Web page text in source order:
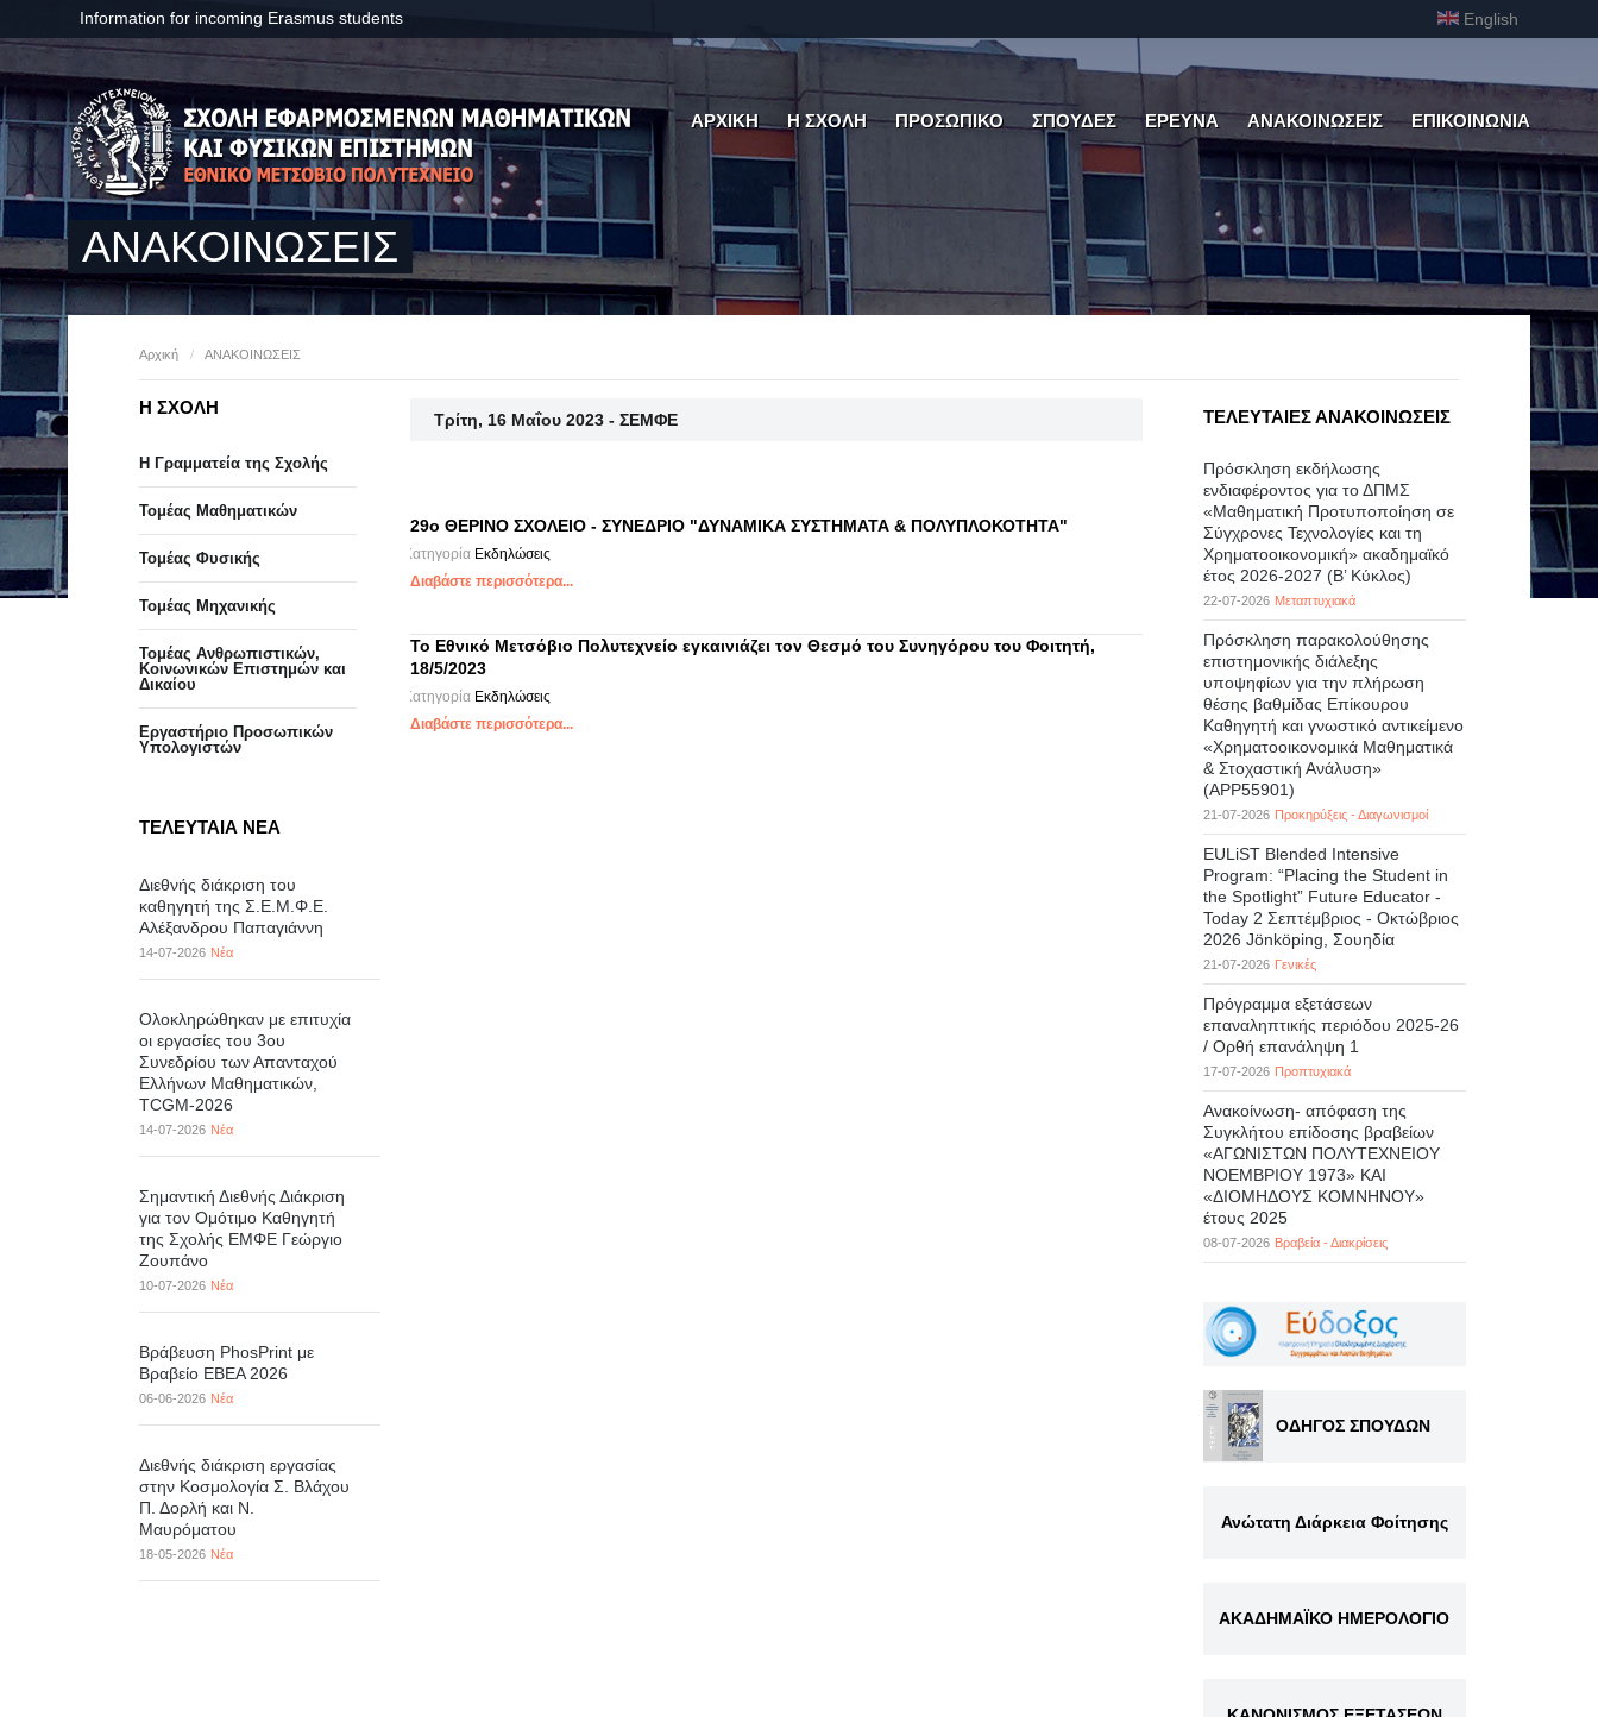
Information for incoming Erasmus students English
ΑΡΧΙΚΗ Η ΣΧΟΛΗ ΠΡΟΣΩΠΙΚΟ ΣΠΟΥΔΕΣ ΕΡΕΥΝΑ ΑΝΑΚΟΙΝΩΣΕΙΣ ΕΠΙΚΟΙΝΩΝΙΑ
ΑΝΑΚΟΙΝΩΣΕΙΣ
Αρχική / ΑΝΑΚΟΙΝΩΣΕΙΣ
Τρίτη, 16 Μαΐου 2023 - ΣΕΜΦΕ
29o ΘΕΡΙΝΟ ΣΧΟΛΕΙΟ - ΣΥΝΕΔΡΙΟ "ΔΥΝΑΜΙΚΑ ΣΥΣΤΗΜΑΤΑ & ΠΟΛΥΠΛΟΚΟΤΗΤΑ"
Κατηγορία Εκδηλώσεις
Διαβάστε περισσότερα...
Το Εθνικό Μετσόβιο Πολυτεχνείο εγκαινιάζει τον Θεσμό του Συνηγόρου του Φοιτητή,
18/5/2023
Κατηγορία Εκδηλώσεις
Διαβάστε περισσότερα...
Η ΣΧΟΛΗ
Η Γραμματεία της Σχολής
Τομέας Μαθηματικών
Τομέας Φυσικής
Τομέας Μηχανικής
Τομέας Ανθρωπιστικών,
Κοινωνικών Επιστημών και
Δικαίου
Eργαστήριo Προσωπικών
Υπολογιστών
ΤΕΛΕΥΤΑΙΑ ΝΕΑ
Διεθνής διάκριση του
καθηγητή της Σ.Ε.Μ.Φ.Ε.
Αλέξανδρου Παπαγιάννη
14-07-2026 Νέα
Ολοκληρώθηκαν με επιτυχία
οι εργασίες του 3ου
Συνεδρίου των Απανταχού
Ελλήνων Μαθηματικών,
TCGM-2026
14-07-2026 Νέα
Σημαντική Διεθνής Διάκριση
για τον Ομότιμο Καθηγητή
της Σχολής ΕΜΦΕ Γεώργιο
Ζουπάνο
10-07-2026 Νέα
Βράβευση PhosPrint με
Βραβείο ΕΒΕΑ 2026
06-06-2026 Νέα
Διεθνής διάκριση εργασίας
στην Κοσμολογία Σ. Βλάχου
Π. Δορλή και Ν.
Μαυρόματου
18-05-2026 Νέα
ΤΕΛΕΥΤΑΙΕΣ ΑΝΑΚΟΙΝΩΣΕΙΣ
Πρόσκληση εκδήλωσης
ενδιαφέροντος για το ΔΠΜΣ
«Μαθηματική Προτυποποίηση σε
Σύγχρονες Τεχνολογίες και τη
Χρηματοοικονομική» ακαδημαϊκό
έτος 2026-2027 (B’ Kύκλος)
22-07-2026 Μεταπτυχιακά
Πρόσκληση παρακολούθησης
επιστημονικής διάλεξης
υποψηφίων για την πλήρωση
θέσης βαθμίδας Επίκουρου
Καθηγητή και γνωστικό αντικείμενο
«Χρηματοοικονομικά Μαθηματικά
& Στοχαστική Ανάλυση»
(APP55901)
21-07-2026 Προκηρύξεις - Διαγωνισμοί
EULiST Blended Intensive
Program: “Placing the Student in
the Spotlight” Future Educator -
Today 2 Σεπτέμβριος - Οκτώβριος
2026 Jönköping, Σουηδία
21-07-2026 Γενικές
Πρόγραμμα εξετάσεων
επαναληπτικής περιόδου 2025-26
/ Ορθή επανάληψη 1
17-07-2026 Προπτυχιακά
Ανακοίνωση- απόφαση της
Συγκλήτου επίδοσης βραβείων
«ΑΓΩΝΙΣΤΩΝ ΠΟΛΥΤΕΧΝΕΙΟΥ
ΝΟΕΜΒΡΙΟΥ 1973» ΚΑΙ
«ΔΙΟΜΗΔΟΥΣ ΚΟΜΝΗΝΟΥ»
έτους 2025
08-07-2026 Βραβεία - Διακρίσεις
ΟΔΗΓΟΣ ΣΠΟΥΔΩΝ
Ανώτατη Διάρκεια Φοίτησης
ΑΚΑΔΗΜΑΪΚΟ ΗΜΕΡΟΛΟΓΙΟ